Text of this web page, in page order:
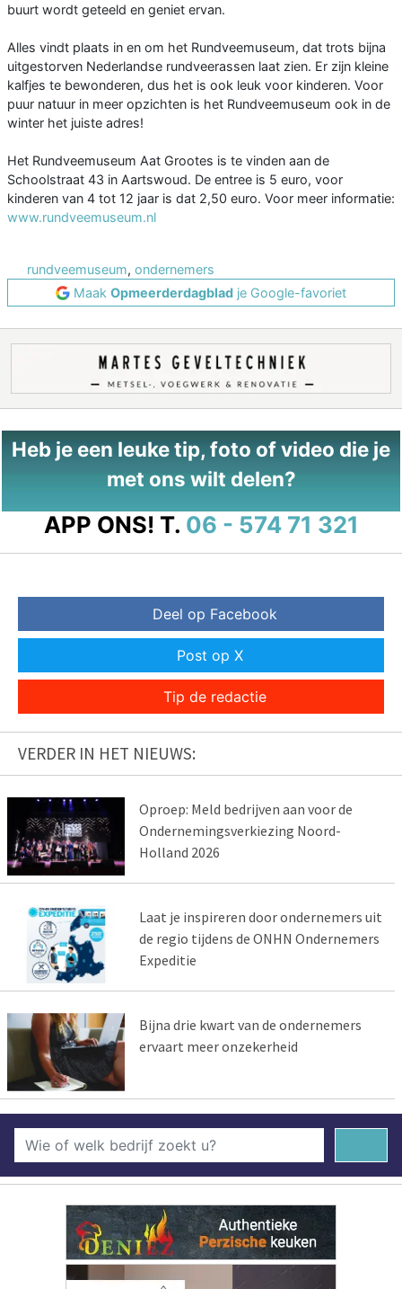
buurt wordt geteeld en geniet ervan.
Alles vindt plaats in en om het Rundveemuseum, dat trots bijna
uitgestorven Nederlandse rundveerassen laat zien. Er zijn kleine
kalfjes te bewonderen, dus het is ook leuk voor kinderen. Voor
puur natuur in meer opzichten is het Rundveemuseum ook in de
winter het juiste adres!
Het Rundveemuseum Aat Grootes is te vinden aan de
Schoolstraat 43 in Aartswoud. De entree is 5 euro, voor
kinderen van 4 tot 12 jaar is dat 2,50 euro. Voor meer informatie:
www.rundveemuseum.nl
rundveemuseum, ondernemers
Maak Opmeerderdagblad je Google-favoriet
Heb je een leuke tip, foto of video die je
met ons wilt delen?
APP ONS! T. 06 - 574 71 321
Deel op Facebook
Post op X
Tip de redactie
VERDER IN HET NIEUWS:
Oproep: Meld bedrijven aan voor de
Ondernemingsverkiezing Noord-
Holland 2026
Laat je inspireren door ondernemers uit
de regio tijdens de ONHN Ondernemers
Expeditie
Bijna drie kwart van de ondernemers
ervaart meer onzekerheid